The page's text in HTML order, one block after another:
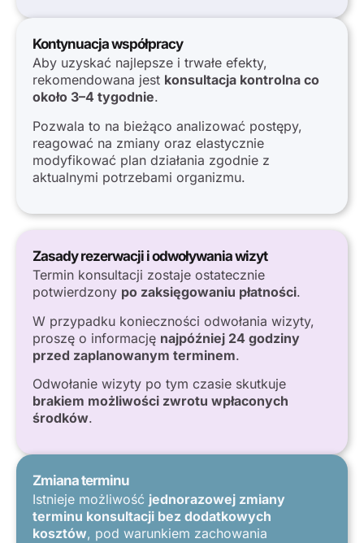
Kontynuacja współpracy
Aby uzyskać najlepsze i trwałe efekty,
rekomendowana jest konsultacja kontrolna co
około 3–4 tygodnie.
Pozwala to na bieżąco analizować postępy,
reagować na zmiany oraz elastycznie
modyfikować plan działania zgodnie z
aktualnymi potrzebami organizmu.
Zasady rezerwacji i odwoływania wizyt
Termin konsultacji zostaje ostatecznie
potwierdzony po zaksięgowaniu płatności.
W przypadku konieczności odwołania wizyty,
proszę o informację najpóźniej 24 godziny
przed zaplanowanym terminem.
Odwołanie wizyty po tym czasie skutkuje
brakiem możliwości zwrotu wpłaconych
środków.
Zmiana terminu
Istnieje możliwość jednorazowej zmiany
terminu konsultacji bez dodatkowych
kosztów, pod warunkiem zachowania